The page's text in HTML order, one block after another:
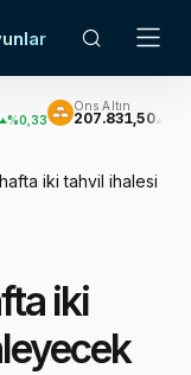
Ons Altın
207.831,50 %0,33
iki tahvil ihalesi
iki